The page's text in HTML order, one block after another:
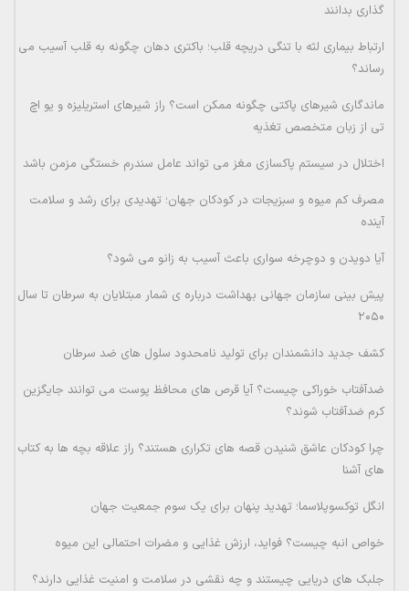
گذاری بدانند
ارتباط بیماری لثه با تنگی دریچه قلب؛ باکتری دهان چگونه به قلب آسیب می
رساند؟
ماندگاری شیرهای پاکتی چگونه ممکن است؟ راز شیرهای استریلیزه و یو اچ
تی از زبان متخصص تغذیه
اختلال در سیستم پاکسازی مغز می تواند عامل سندرم خستگی مزمن باشد
مصرف کم میوه و سبزیجات در کودکان جهان؛ تهدیدی برای رشد و سلامت
آینده
آیا دویدن و دوچرخه سواری باعث آسیب به زانو می شود؟
پیش بینی سازمان جهانی بهداشت درباره ی شمار مبتلایان به سرطان تا سال
۲۰۵۰
کشف جدید دانشمندان برای تولید نامحدود سلول های ضد سرطان
ضدآفتاب خوراکی چیست؟ آیا قرص های محافظ پوست می توانند جایگزین
کرم ضدآفتاب شوند؟
چرا کودکان عاشق شنیدن قصه های تکراری هستند؟ راز علاقه بچه ها به کتاب
های آشنا
انگل توکسوپلاسما؛ تهدید پنهان برای یک سوم جمعیت جهان
خواص انبه چیست؟ فواید، ارزش غذایی و مضرات احتمالی این میوه
جلبک های دریایی چیستند و چه نقشی در سلامت و امنیت غذایی دارند؟